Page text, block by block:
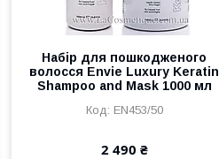
Набір для пошкодженого
волосся Envie Luxury Keratin
Shampoo and Mask 1000 мл
EN453/50
2 490 ₴